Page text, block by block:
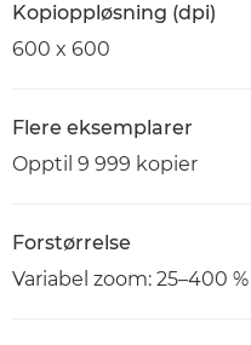
Kopioppløsning (dpi)
600 x 600
Flere eksemplarer
Opptil 9 999 kopier
Forstørrelse
Variabel zoom: 25–400